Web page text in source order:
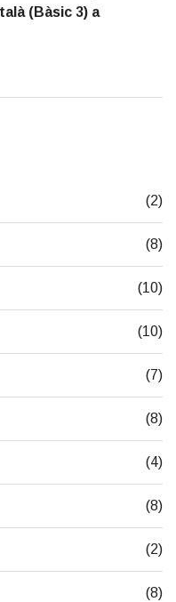
(Bàsic 3) a
(2)
(8)
(10)
(10)
(7)
(8)
(4)
(8)
(2)
(8)